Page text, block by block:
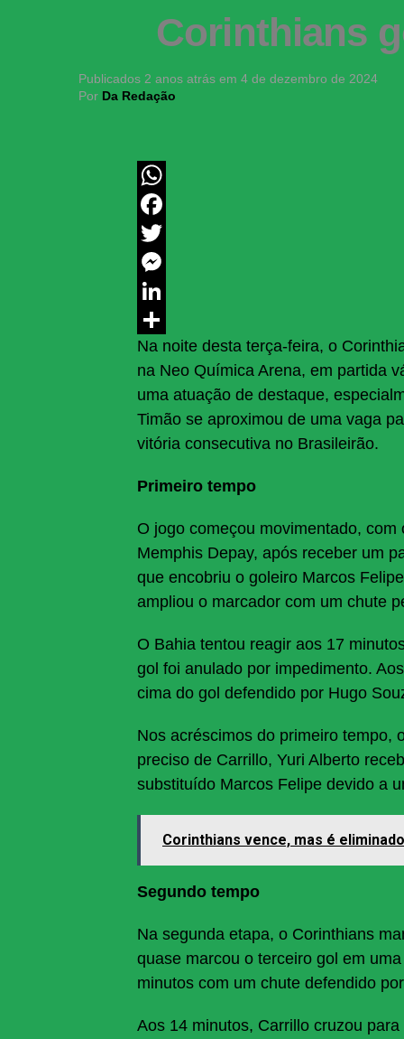
Corinthians
Publicados 2 anos atrás em 4 de dezembro de 2024
Por Da Redação
WhatsApp
Facebook
Twitter
Messenger
LinkedIn
Share
Na noite desta terça-feira, o
na Neo Química Arena, em partida
uma atuação de destaque,
Timão se aproximou de uma vaga
vitória consecutiva no Brasileirão.
Primeiro tempo
O jogo começou movimentado,
Memphis Depay, após receber um
que encobriu o goleiro Marcos
ampliou o marcador com um chute
O Bahia tentou reagir aos 17
gol foi anulado por impedimento.
cima do gol defendido por Hugo
Nos acréscimos do primeiro tempo,
preciso de Carrillo, Yuri Alberto
substituído Marcos Felipe devido a
Corinthians vence, mas é
Segundo tempo
Na segunda etapa, o Corinthians
quase marcou o terceiro gol em
minutos com um chute defendido
Aos 14 minutos, Carrillo cruzou